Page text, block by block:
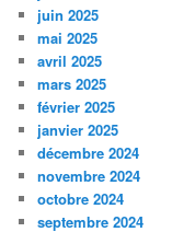
juin 2025
mai 2025
avril 2025
mars 2025
février 2025
janvier 2025
décembre 2024
novembre 2024
octobre 2024
septembre 2024